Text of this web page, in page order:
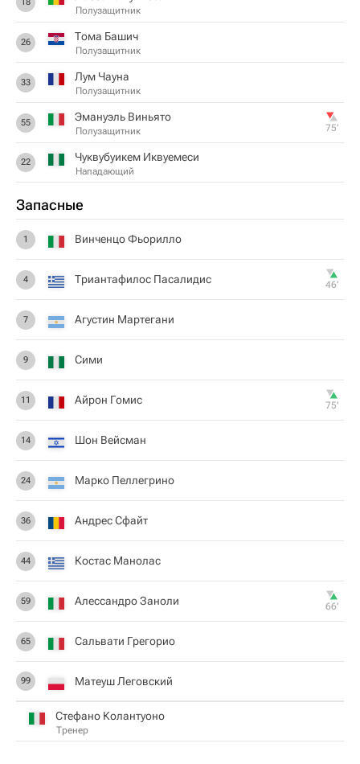
Полузащитник
26 Тома Башич
Полузащитник
33 Лум Чауна
Полузащитник
55 Эмануэль Виньято
Полузащитник 75‎’‎
22 Чуквубуикем Иквуемеси
Нападающий
Запасные
1 Винченцо Фьорилло
4 Триантафилос Пасалидис 46‎’‎
7 Агустин Мартегани
9 Сими
11 Айрон Гомис 75‎’‎
14 Шон Вейсман
24 Марко Пеллегрино
36 Андрес Сфайт
44 Костас Манолас
59 Алессандро Заноли 66‎’‎
65 Сальвати Грегорио
99 Матеуш Леговский
Стефано Колантуоно
Тренер